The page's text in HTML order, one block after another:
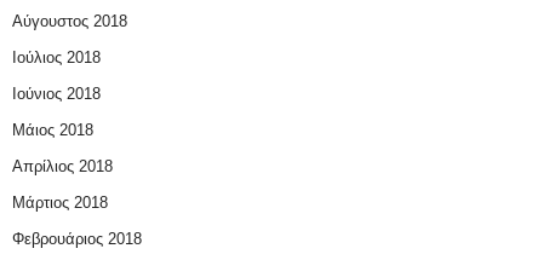
Αύγουστος 2018
Ιούλιος 2018
Ιούνιος 2018
Μάιος 2018
Απρίλιος 2018
Μάρτιος 2018
Φεβρουάριος 2018